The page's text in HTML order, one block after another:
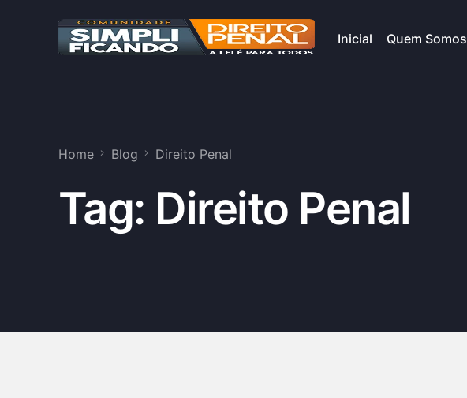
Inicial Quem Somos
Home Blog Direito Penal
Tag: Direito Penal